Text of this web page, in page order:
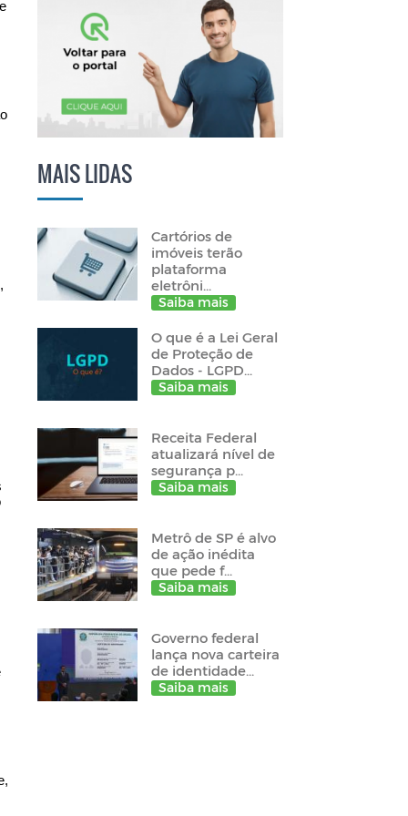
MAIS LIDAS
Cartórios de
imóveis terão
plataforma
eletrôni...
Saiba mais
O que é a Lei Geral
de Proteção de
Dados - LGPD...
Saiba mais
Receita Federal
atualizará nível de
segurança p...
Saiba mais
Metrô de SP é alvo
de ação inédita
que pede f...
Saiba mais
Governo federal
lança nova carteira
de identidade...
Saiba mais